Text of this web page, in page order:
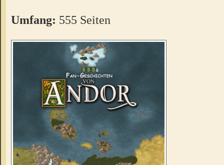
Umfang: 555 Seiten